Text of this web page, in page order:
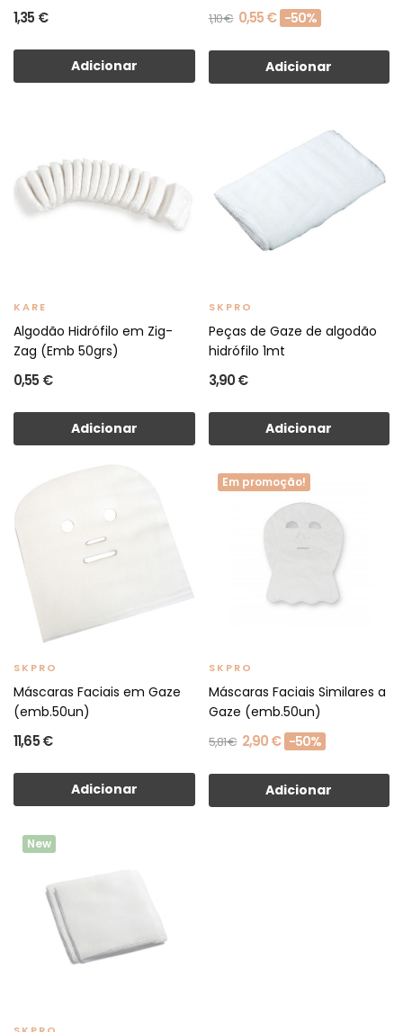
1,35 €
Adicionar
1,10 € 0,55 € -50%
Adicionar
KARE
Algodão Hidrófilo em Zig-
Zag (Emb 50grs)
0,55 €
Adicionar
SKPRO
Peças de Gaze de algodão
hidrófilo 1mt
3,90 €
Adicionar
SKPRO
Máscaras Faciais em Gaze
(emb.50un)
11,65 €
Adicionar
Em promoção!
SKPRO
Máscaras Faciais Similares a
Gaze (emb.50un)
5,81 € 2,90 € -50%
Adicionar
New